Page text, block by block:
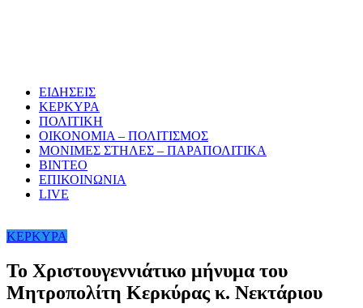
ΕΙΔΗΣΕΙΣ
ΚΕΡΚΥΡΑ
ΠΟΛΙΤΙΚΗ
ΟΙΚΟΝΟΜΙΑ – ΠΟΛΙΤΙΣΜΟΣ
ΜΟΝΙΜΕΣ ΣΤΗΛΕΣ – ΠΑΡΑΠΟΛΙΤΙΚΑ
ΒΙΝΤΕΟ
ΕΠΙΚΟΙΝΩΝΙΑ
LIVE
ΚΕΡΚΥΡΑ
Το Χριστουγεννιάτικο μήνυμα του
Μητροπολίτη Κερκύρας κ. Νεκτάριου